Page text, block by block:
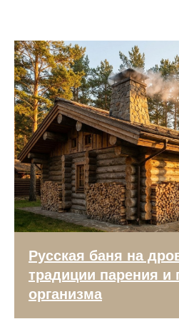
Русская баня на
традиции парения и
организма
Ваша почта
ОТПРАВИТЬ
*заполняя форму и подтверждая отправку
соглашаетесь с нашей
политикой конфиденциальности
Все права защищены 2024.Политика
конфиденциальности.